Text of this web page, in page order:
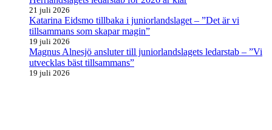
21 juli 2026
Katarina Eidsmo tillbaka i juniorlandslaget – ”Det är vi
tillsammans som skapar magin”
19 juli 2026
Magnus Alnesjö ansluter till juniorlandslagets ledarstab – ”Vi
utvecklas bäst tillsammans”
19 juli 2026